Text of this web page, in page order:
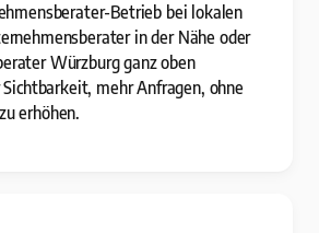
Betrieb bei lokalen
in der Nähe oder
Würzburg ganz oben
mehr Anfragen, ohne
erhöhen.